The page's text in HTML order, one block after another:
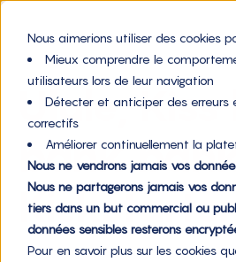
Nous aimerions utiliser des cookies
Mieux comprendre le
utilisateurs lors de leur navigation
Détecter et anticiper des erreurs
correctifs
Améliorer continuellement la
Nous ne vendrons jamais vos
Nous ne partagerons jamais vos
tiers dans un but commercial ou
données sensibles resterons
Pour en savoir plus sur les cookies
Ulule, Kiss
bank
Kickstarter